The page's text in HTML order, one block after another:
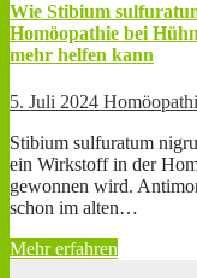
Wie Stibium
Homöopathie bei
mehr helfen kann
5. Juli 2024
Stibium sulfuratum
ein Wirkstoff in der
gewonnen wird.
schon im alten…
Mehr erfahren